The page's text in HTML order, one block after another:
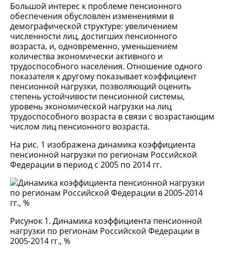
Большой интерес к проблеме пенсионного
обеспечения обусловлен изменениями в
демографической структуре: увеличением
численности лиц, достигших пенсионного
возраста, и, одновременно, уменьшением
количества экономически активного и
трудоспособного населения. Отношение одного
показателя к другому показывает коэффициент
пенсионной нагрузки, позволяющий оценить
степень устойчивости пенсионной системы,
уровень экономической нагрузки на лиц
трудоспособного возраста в связи с возрастающим
числом лиц пенсионного возраста.
На рис. 1 изображена динамика коэффициента
пенсионной нагрузки по регионам Российской
Федерации в период с 2005 по 2014 гг.
Рисунок 1. Динамика коэффициента пенсионной
нагрузки по регионам Российской Федерации в
2005-2014 гг., %